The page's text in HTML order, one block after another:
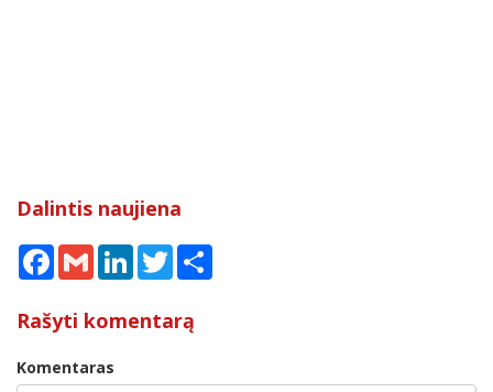
Dalintis naujiena
Facebook
Gmail LinkedInTwitter
Rašyti komentarą
Komentaras